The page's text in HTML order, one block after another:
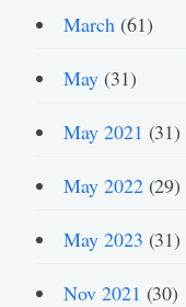
March(61)
May(31)
May 2021 (31)
May 2022(29)
May 2023 (31)
Nov 2021 (30)